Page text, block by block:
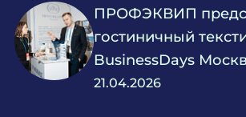
ПРОФЭКВИП
гостиничный
BusinessDays
21.04.2026